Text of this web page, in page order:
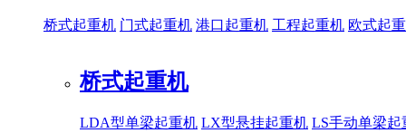
桥式起重机 门式起重机 港口起重机 工程起重机 欧式起
桥式起重机
LDA型单梁起重机 LX型悬挂起重机 LS手动单梁起